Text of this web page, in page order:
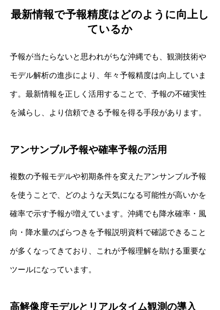
最新情報で予報精度はどのように向上し
ているか
予報が当たらないと思われがちな沖縄でも、観測技術や
モデル解析の進歩により、年々予報精度は向上していま
す。最新情報を正しく活用することで、予報の不確実性
を減らし、より信頼できる予報を得る手段があります。
アンサンブル予報や確率予報の活用
複数の予報モデルや初期条件を変えたアンサンブル予報
を使うことで、どのような天気になる可能性が高いかを
確率で示す予報が増えています。沖縄でも降水確率・風
向・降水量のばらつきを予報説明資料で確認できること
が多くなってきており、これが予報理解を助ける重要な
ツールになっています。
高解像度モデルとリアルタイム観測の導入